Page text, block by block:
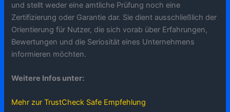
und stellt weder eine amtliche Prüfung noch eine
Zertifizierung oder Garantie dar. Sie dient ausschließlich der
Orientierung für Nutzer, die sich vorab über Erfahrungen,
Bewertungen und die Seriosität eines Unternehmens
informieren möchten.
Weitere Infos unter:
Mehr zur TrustCheck Safe Empfehlung